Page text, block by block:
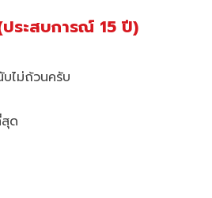
ระสบการณ์ 15 ปี)
ไม่ถ้วนครับ
ด